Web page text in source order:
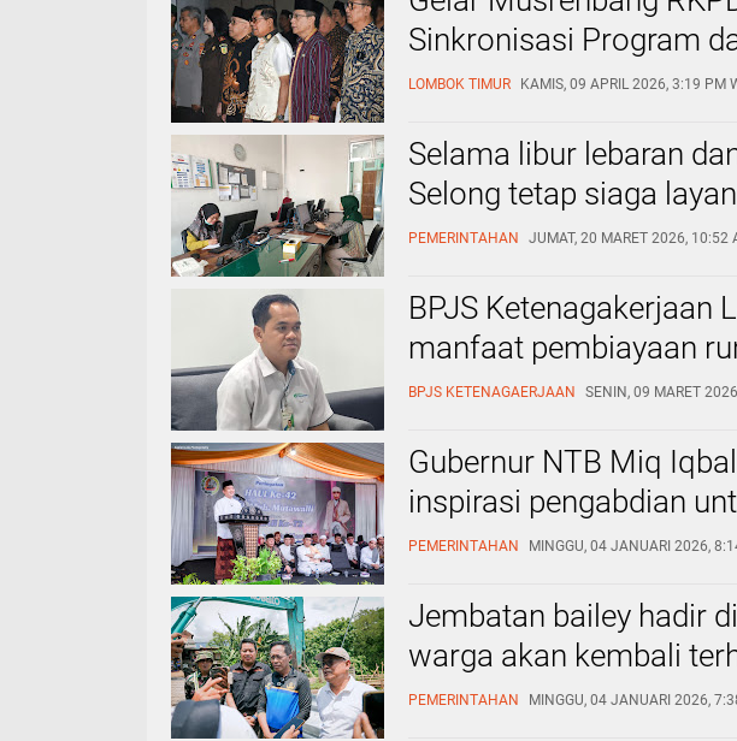
Sinkronisasi Program
LOMBOK TIMUR KAMIS, 09 APRIL 2026, 3:19 PM
Selama libur lebaran
Selong tetap siaga
PEMERINTAHAN JUMAT, 20 MARET 2026, 10:52
BPJS Ketenagakerjaan
manfaat pembiayaan
BPJS KETENAGAERJAAN SENIN, 09 MARET
Gubernur NTB Miq
inspirasi pengabdian
PEMERINTAHAN MINGGU, 04 JANUARI 2026,
Jembatan bailey hadir
warga akan kembali
PEMERINTAHAN MINGGU, 04 JANUARI 2026,